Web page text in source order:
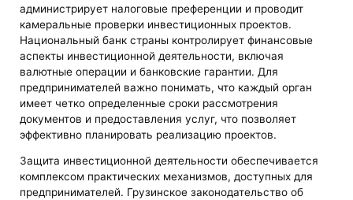
администрирует налоговые преференции и проводит
камеральные проверки инвестиционных проектов.
Национальный банк страны контролирует финансовые
аспекты инвестиционной деятельности, включая
валютные операции и банковские гарантии. Для
предпринимателей важно понимать, что каждый орган
имеет четко определенные сроки рассмотрения
документов и предоставления услуг, что позволяет
эффективно планировать реализацию проектов.
Защита инвестиционной деятельности обеспечивается
комплексом практических механизмов, доступных для
предпринимателей. Грузинское законодательство об